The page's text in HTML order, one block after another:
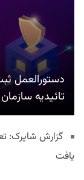
دستورالعمل
تائیدیه
یافت